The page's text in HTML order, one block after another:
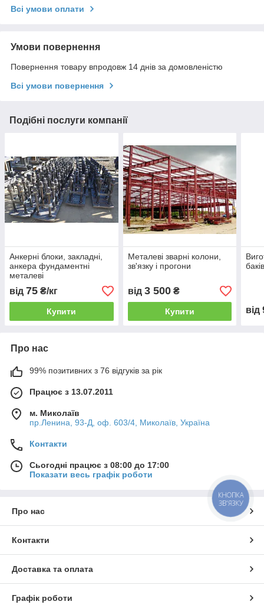
Всі умови оплати
Умови повернення
Повернення товару впродовж 14 днів за домовленістю
Всі умови повернення
Подібні послуги компанії
Анкерні блоки, закладні,
анкера фундаментні
металеві
від 75 ₴/кг
Купити
Металеві зварні колони,
зв'язку і прогони
від 3 500₴
Купити від
Про нас
99% позитивних з 76 відгуків за рік
Працює з 13.07.2011
м. Миколаїв
пр.Ленина, 93-Д, оф. 603/4, Миколаїв, Україна
Контакти
Сьогодні працює з 08:00 до 17:00
Показати весь графік роботи
Про нас
Контакти
Доставка та оплата
Графік роботи
КНОПКА
ЗВ'ЯЗКУ